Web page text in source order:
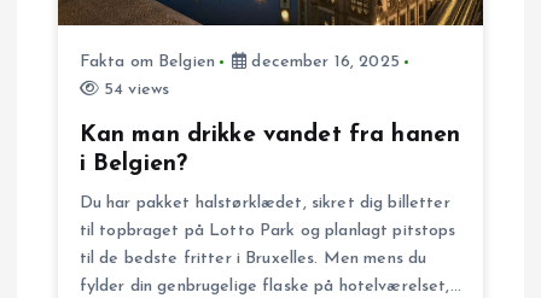
Fakta om Belgien
december 16, 2025
54 views
Kan man drikke vandet fra hanen
i Belgien?
Du har pakket halstørklædet, sikret dig billetter
til topbraget på Lotto Park og planlagt pitstops
til de bedste fritter i Bruxelles. Men mens du
fylder din genbrugelige flaske på hotelværelset,…